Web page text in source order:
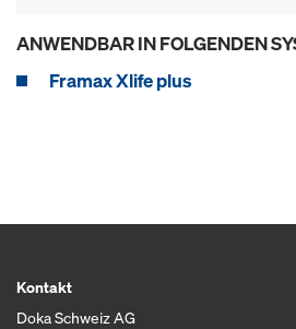
ANWENDBAR IN FOLGENDEN
Framax Xlife plus
Kontakt
Doka Schweiz AG